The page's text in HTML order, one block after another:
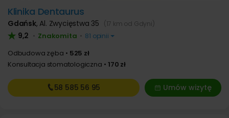
Klinika Dentaurus
Gdańsk, Al. Zwycięstwa 35 (17 km od Gdyni)
9,2 • Znakomita • 81 opinii
Odbudowa zęba
525 zł
Konsultacja stomatologiczna
170 zł
Umów wizytę
58 585 56 95